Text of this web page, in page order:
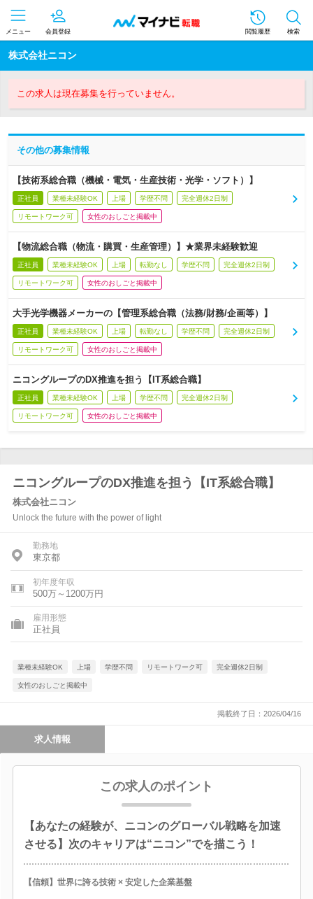
メニュー 会員登録 閲覧履歴 検索
株式会社ニコン
この求人は現在募集を行っていません。
その他の募集情報
【技術系総合職（機械・電気・生産技術・光学・ソフト）】
正社員 業種未経験OK 上場 学歴不問 完全週休2日制
リモートワーク可 女性のおしごと掲載中
【物流総合職（物流・購買・生産管理）】★業界未経験歓迎
正社員 業種未経験OK 上場 転勤なし 学歴不問 完全週休2日制
リモートワーク可 女性のおしごと掲載中
大手光学機器メーカーの【管理系総合職（法務/財務/企画等）】
正社員 業種未経験OK 上場 転勤なし 学歴不問 完全週休2日制
リモートワーク可 女性のおしごと掲載中
ニコングループのDX推進を担う【IT系総合職】
正社員 業種未経験OK 上場 学歴不問 完全週休2日制
リモートワーク可 女性のおしごと掲載中
ニコングループのDX推進を担う【IT系総合職】
株式会社ニコン
Unlock the future with the power of light
勤務地
東京都
初年度年収
500万～1200万円
雇用形態
正社員
業種未経験OK 上場 学歴不問 リモートワーク可 完全週休2日制
女性のおしごと掲載中
掲載終了日：2026/04/16
求人情報
この求人のポイント
【あなたの経験が、ニコンのグローバル戦略を加速
させる】次のキャリアは“ニコン”でを描こう！
【信頼】世界に誇る技術 × 安定した企業基盤